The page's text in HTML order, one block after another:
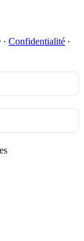
· Confidentialité ∙